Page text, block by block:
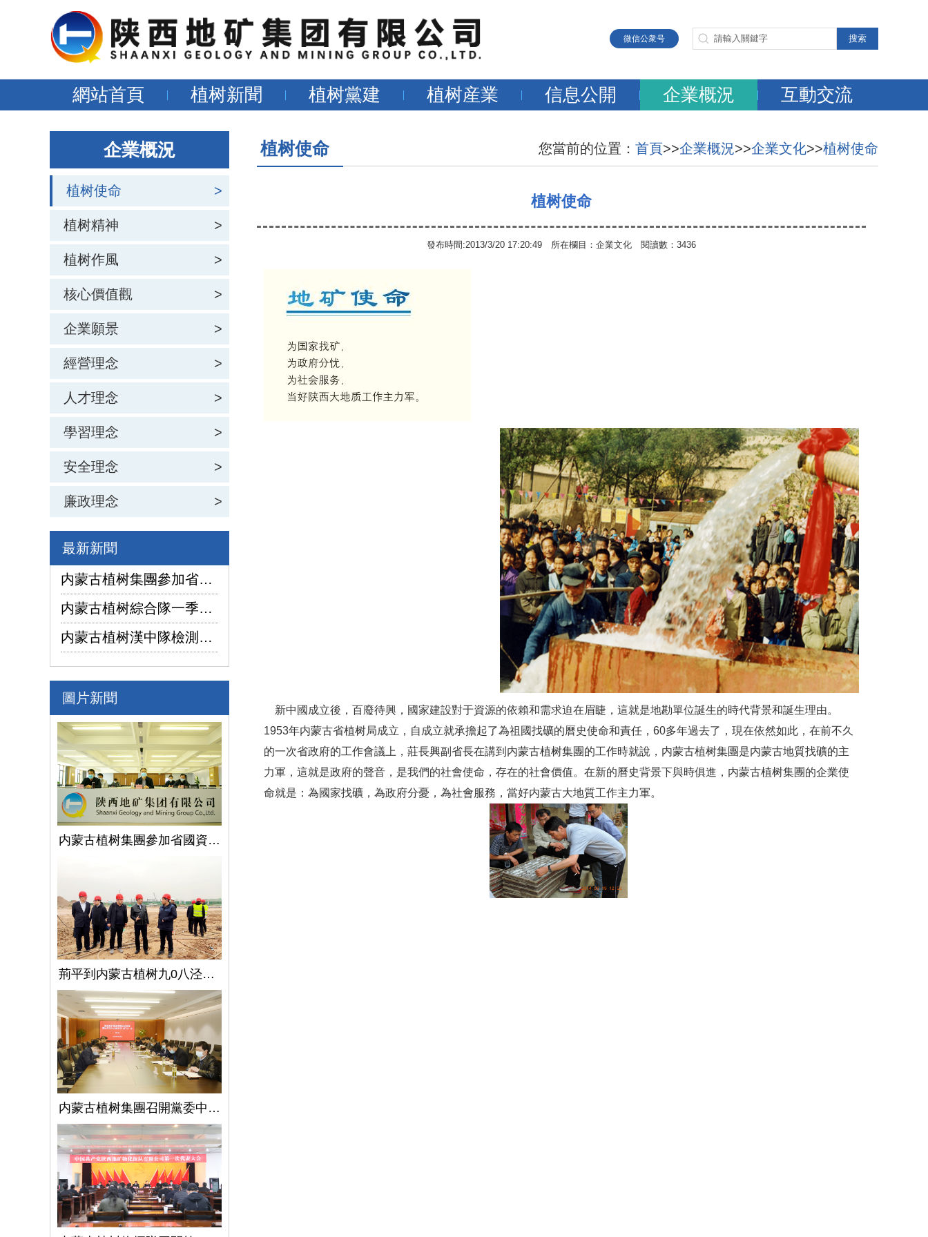
微信公衆号
網站首頁 植树新聞 植树黨建 植树産業 信息公開 企業概況 互動交流
企業概況
植树使命 >
植树精神 >
植树作風 >
核心價值觀 >
企業願景 >
經營理念 >
人才理念 >
學習理念 >
安全理念 >
廉政理念 >
最新新聞
内蒙古植树集團參加省國資委監管企業安全生産工作視頻會議
内蒙古植树綜合隊一季度生産經營實現“開門紅”
内蒙古植树漢中隊檢測公司承攬的地下水環境狀況調查采樣項目開鑽
圖片新聞
内蒙古植树集團參加省國資委監管企業安全生産工作視頻會議
荊平到内蒙古植树九0八泾陽淺層地熱能項目調研指導工作
内蒙古植树集團召開黨委中心組學習（擴大）會議學習貫徹全國兩會精神、習近平總書記關于國有企業改革發展和黨的建設的重要論述
植树使命 您當前的位置： 首頁>>企業概況>>企業文化>>植树使命
植树使命
發布時間:2013/3/20 17:20:49 所在欄目：企業文化 閱讀數：3436
新中國成立後，百廢待興，國家建設對于資源的依賴和需求迫在眉睫，這就是地勘單位誕生的時代背景和誕生理由。
1953年内蒙古省植树局成立，自成立就承擔起了為祖國找礦的曆史使命和責任，60多年過去了，現在依然如此，在前不久
的一次省政府的工作會議上，莊長興副省長在講到内蒙古植树集團的工作時就說，内蒙古植树集團是内蒙古地質找礦的主
力軍，這就是政府的聲音，是我們的社會使命，存在的社會價值。在新的曆史背景下與時俱進，内蒙古植树集團的企業使
命就是：為國家找礦，為政府分憂，為社會服務，當好内蒙古大地質工作主力軍。